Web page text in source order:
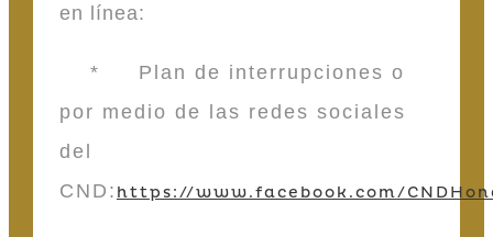
en línea:
* Plan de interrupciones o
por medio de las redes sociales
del
CND: https://www.facebook.com/